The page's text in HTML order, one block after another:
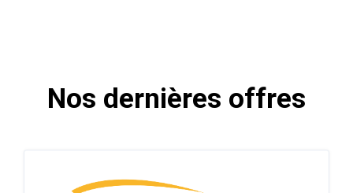
Nos dernières offres